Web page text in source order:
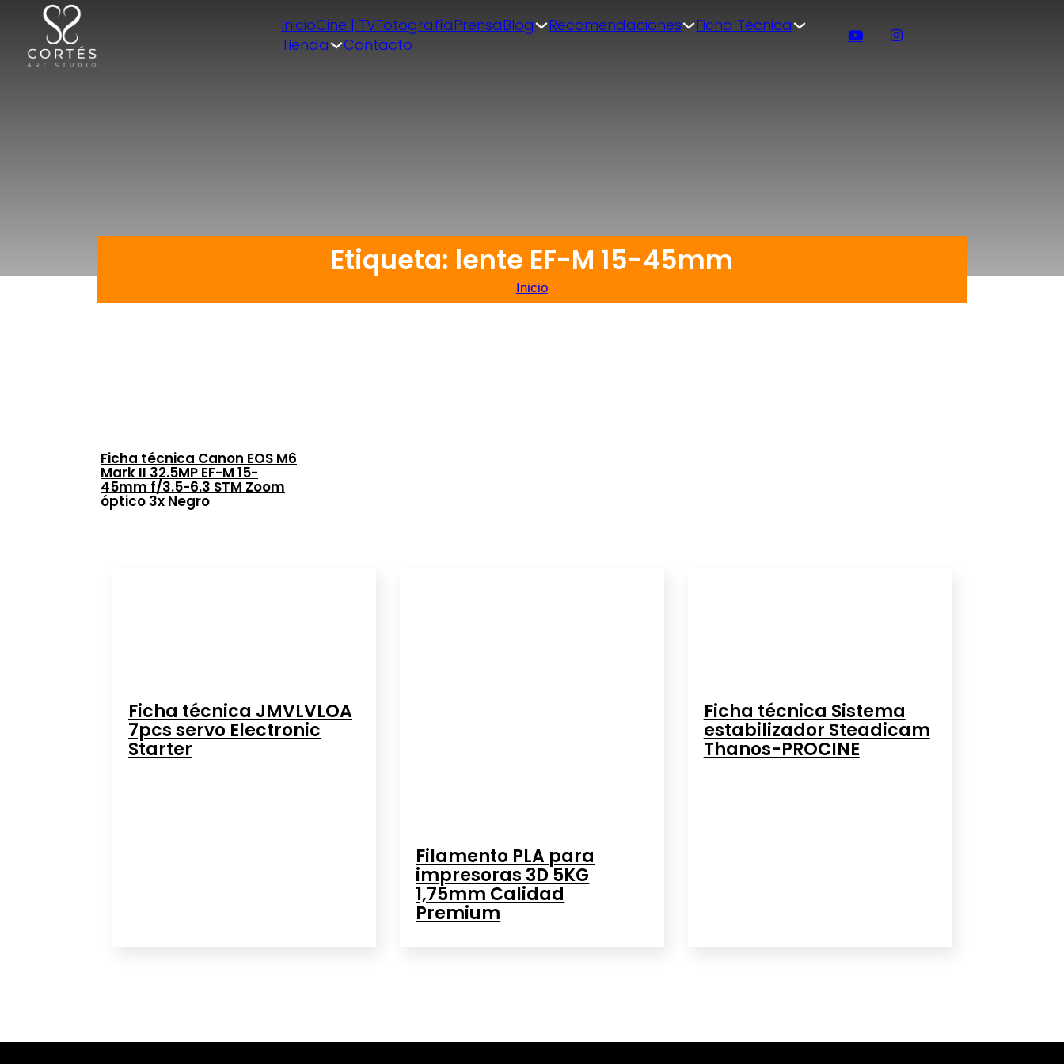
InicioCine | TVFotografíaPrensaBlog Recomendaciones
Ficha Técnica
Tienda
Contacto
Etiqueta: lente EF-M 15-45mm
Inicio
Ficha técnica Canon EOS M6
Mark II 32.5MP EF-M 15-
45mm f/3.5-6.3 STM Zoom
óptico 3x Negro
Ficha técnica JMVLVLOA
7pcs servo Electronic
Starter
Filamento PLA para
impresoras 3D 5KG
1,75mm Calidad
Premium
Ficha técnica Sistema
estabilizador Steadicam
Thanos-PROCINE